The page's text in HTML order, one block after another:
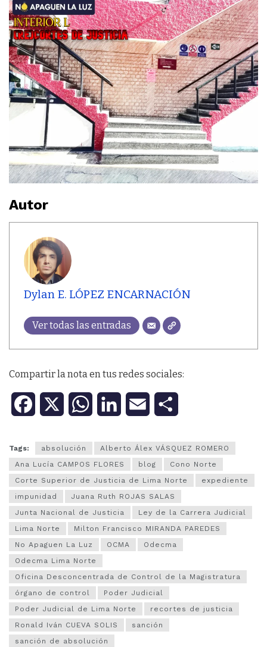
Autor
Dylan E. LÓPEZ ENCARNACIÓN
Ver todas las entradas
Compartir la nota en tus redes sociales:
e
b
o
o
k
W
t
s
A
p
n
k
e
d
I
n
a
i
l
m
p
r
i
Tags: absolución
Alberto Álex VÁSQUEZ ROMERO
Ana Lucía CAMPOS FLORES
blog
Cono Norte
Corte Superior de Justicia de Lima Norte
expediente
impunidad
Juana Ruth ROJAS SALAS
Junta Nacional de Justicia
Ley de la Carrera Judicial
Lima Norte
Milton Francisco MIRANDA PAREDES
No Apaguen La Luz
OCMA
Odecma
Odecma Lima Norte
Oficina Desconcentrada de Control de la Magistratura
órgano de control
Poder Judicial
Poder Judicial de Lima Norte
recortes de justicia
Ronald Iván CUEVA SOLIS
sanción
sanción de absolución